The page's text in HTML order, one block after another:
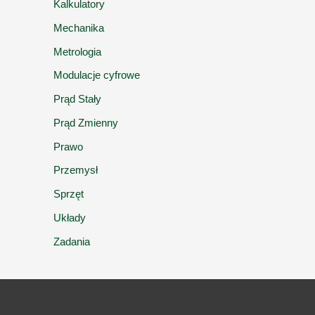
Kalkulatory
Mechanika
Metrologia
Modulacje cyfrowe
Prąd Stały
Prąd Zmienny
Prawo
Przemysł
Sprzęt
Układy
Zadania